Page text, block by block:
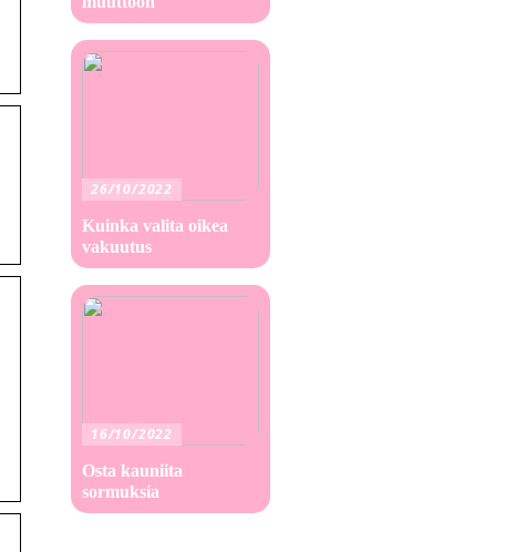
26/10/2022
Kuinka valita oikea
vakuutus
16/10/2022
Osta kauniita
sormuksia